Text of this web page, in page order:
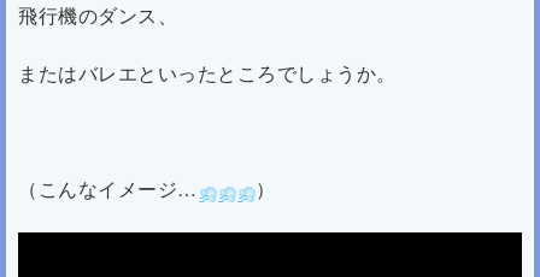
飛行機のダンス、
またはバレエといったところでしょうか。
（こんなイメージ… ）